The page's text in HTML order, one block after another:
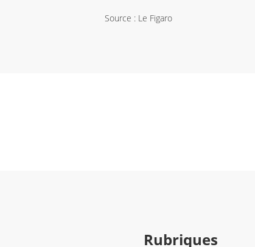
Source : Le Figaro
Rubriques